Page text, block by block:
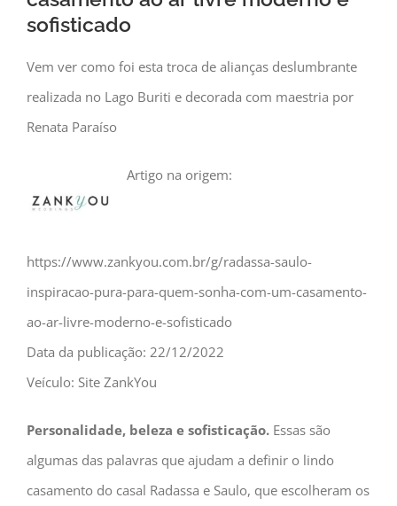
sofisticado
Vem ver como foi esta troca de alianças deslumbrante
realizada no Lago Buriti e decorada com maestria por
Renata Paraíso
Artigo na origem:
https://www.zankyou.com.br/g/radassa-saulo-
inspiracao-pura-para-quem-sonha-com-um-casamento-
ao-ar-livre-moderno-e-sofisticado
Data da publicação: 22/12/2022
Veículo: Site ZankYou
Personalidade, beleza e sofisticação. Essas são
algumas das palavras que ajudam a definir o lindo
casamento do casal Radassa e Saulo, que escolheram os